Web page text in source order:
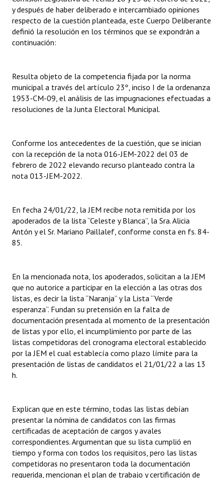
Banca del Vecino - Registro
Huéspedes de Honor - Registro
Reconocimientos - Registro
Bariloche, Municipio intercultural
REFORMA DE LA CARTA ORGÁNICA
y después de haber deliberado e intercambiado opiniones
respecto de la cuestión planteada, este Cuerpo Deliberante
definió la resolución en los términos que se expondrán a
continuación:
Resulta objeto de la competencia fijada por la norma
municipal a través del artículo 23º, inciso I de la ordenanza
1953-CM-09, el análisis de las impugnaciones efectuadas a
resoluciones de la Junta Electoral Municipal.
Conforme los antecedentes de la cuestión, que se inician
con la recepción de la nota 016-JEM-2022 del 03 de
febrero de 2022 elevando recurso planteado contra la
nota 013-JEM-2022.
En fecha 24/01/22, la JEM recibe nota remitida por los
apoderados de la lista “Celeste y Blanca”, la Sra. Alicia
Antón y el Sr. Mariano Paillalef, conforme consta en fs. 84-
85.
En la mencionada nota, los apoderados, solicitan a la JEM
que no autorice a participar en la elección a las otras dos
listas, es decir la lista “Naranja” y la Lista “Verde
esperanza”. Fundan su pretensión en la falta de
documentación presentada al momento de la presentación
de listas y por ello, el incumplimiento por parte de las
listas competidoras del cronograma electoral establecido
por la JEM el cual establecía como plazo límite para la
presentación de listas de candidatos el 21/01/22 a las 13
h.
Explican que en este término, todas las listas debían
presentar la nómina de candidatos con las firmas
certificadas de aceptación de cargos y avales
correspondientes. Argumentan que su lista cumplió en
tiempo y forma con todos los requisitos, pero las listas
competidoras no presentaron toda la documentación
requerida, mencionan el plan de trabajo y certificación de